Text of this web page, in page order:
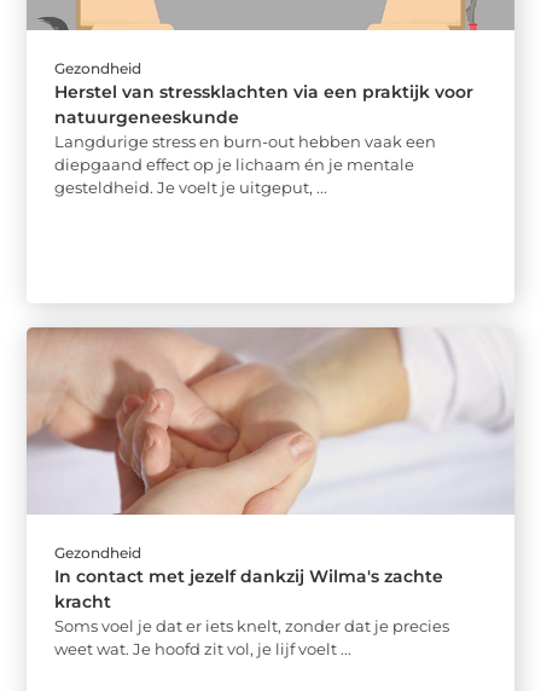
Gezondheid
Herstel van stressklachten via een praktijk voor
natuurgeneeskunde
Langdurige stress en burn-out hebben vaak een
diepgaand effect op je lichaam én je mentale
gesteldheid. Je voelt je uitgeput, ...
Gezondheid
In contact met jezelf dankzij Wilma's zachte
kracht
Soms voel je dat er iets knelt, zonder dat je precies
weet wat. Je hoofd zit vol, je lijf voelt ...